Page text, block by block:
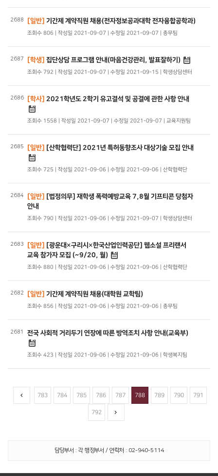
2688 [일반] 기간제 계약직원 채용(전자정보공과대학 전자융합공학과)
조회수 806 | 작성일 2021-09-07 | 수정일 2021-09-07 | 총무팀
2687 [학생] 집단상담 프로그램 안내(마음건강관리, 발표잘하기)
조회수 792 | 작성일 2021-09-07 | 수정일 2021-09-15 | 학생상담센터
2686 [학사] 2021학년도 2학기 유고결석 및 공결에 관한 사항 안내
조회수 1558 | 작성일 2021-09-07 | 수정일 2021-09-07 | 교육지원팀
2685 [일반] [산학협력단] 2021년 특허동향조사 대상기술 모집 안내
조회수 725 | 작성일 2021-09-06 | 수정일 2021-09-06 | 산학협력단
2684 [일반] [법정의무] 재학생 폭력예방교육 7,8월 기프티콘 당첨자
안내
조회수 790 | 작성일 2021-09-06 | 수정일 2021-09-07 | 학생상담센터
2683 [일반] [광운대×구리시×한국산업인력공단] 웹소설 프리랜서
교육 참가자 모집 (~9/20, 월)
조회수 880 | 작성일 2021-09-06 | 수정일 2021-09-06 | 산학협력단
2682 [일반] 기간제 계약직원 채용(대학원 교학팀)
조회수 856 | 작성일 2021-09-06 | 수정일 2021-09-06 | 총무팀
2681 전국 사회적 거리두기 연장에 따른 방역조치 사항 안내(교육부)
조회수 423 | 작성일 2021-09-06 | 수정일 2021-09-06 | 학생복지팀
783 784 785 786 787 788 789 790 791
792
담당부서 : 각 행정부서 / 연락처 : 02-940-5114